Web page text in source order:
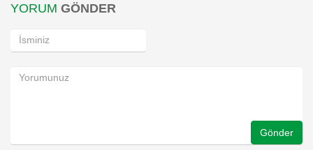
YORUM GÖNDER
Gönder